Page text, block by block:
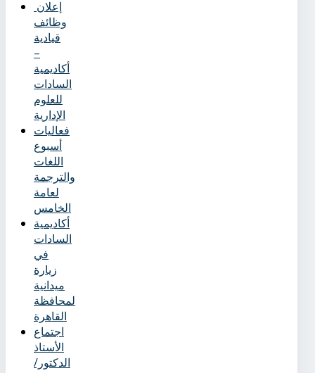
وظائف
قيادية
–
أكاديمية
السادات
للعلوم
الإدارية
فعاليات
أسبوع
اللغات
والترجمة
لعامة
الخامس
أكاديمية
السادات
في
زيارة
ميدانية
لمحافظة
القاهرة
اجتماع
الأستاذ
الدكتور/